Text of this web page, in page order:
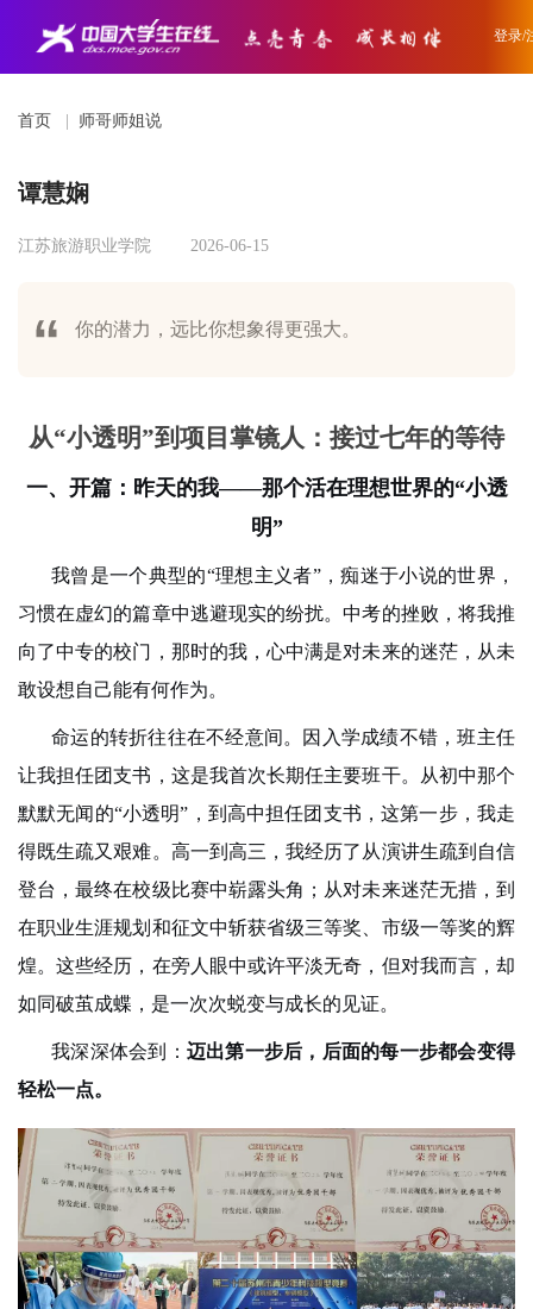
登录/
首页 师哥师姐说
谭慧娴
江苏旅游职业学院 2026-06-15
你的潜力，远比你想象得更强大。
从“小透明”到项目掌镜人：接过七年的等待
一、开篇：昨天的我——那个活在理想世界的“小透
明”
我曾是一个典型的“理想主义者”，痴迷于小说的世界，
习惯在虚幻的篇章中逃避现实的纷扰。中考的挫败，将我推
向了中专的校门，那时的我，心中满是对未来的迷茫，从未
敢设想自己能有何作为。
命运的转折往往在不经意间。因入学成绩不错，班主任
让我担任团支书，这是我首次长期任主要班干。从初中那个
默默无闻的“小透明”，到高中担任团支书，这第一步，我走
得既生疏又艰难。高一到高三，我经历了从演讲生疏到自信
登台，最终在校级比赛中崭露头角；从对未来迷茫无措，到
在职业生涯规划和征文中斩获省级三等奖、市级一等奖的辉
煌。这些经历，在旁人眼中或许平淡无奇，但对我而言，却
如同破茧成蝶，是一次次蜕变与成长的见证。
我深深体会到： 迈出第一步后，后面的每一步都会变得
轻松一点。